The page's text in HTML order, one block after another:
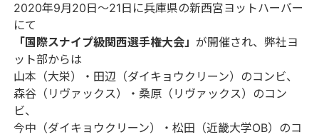
2020年9月20日～21日に兵庫県の新西宮ヨットハーバー
にて
「国際スナイプ級関西選手権大会」が開催され、弊社ヨ
ット部からは
山本（大栄）・田辺（ダイキョウクリーン）のコンビ、
森谷（リヴァックス）・桑原（リヴァックス）のコン
ビ、
今中（ダイキョウクリーン）・松田（近畿大学OB）のコ